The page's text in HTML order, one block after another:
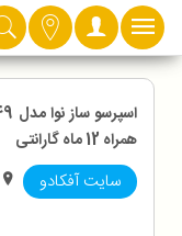
دسته بندی
همراه 12 ماه گارانتی
سایت آفکادو